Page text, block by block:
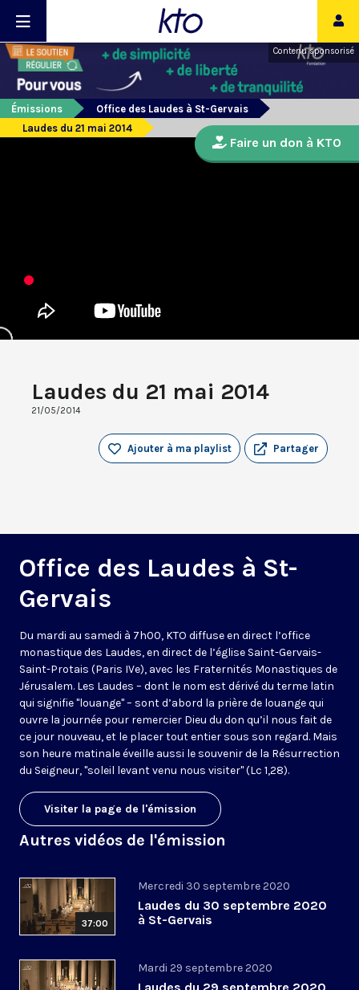
Contenu sponsorisé
Émissions
Office des Laudes à St-Gervais
Laudes du 21 mai 2014
Laudes du 21 mai 2014
21/05/2014
Partager
Ajouter à ma playlist
Office des Laudes à St-
Gervais
Du mardi au samedi à 7h00, KTO diffuse en direct l’office
monastique des Laudes, en direct de l’église Saint-Gervais-
Saint-Protais (Paris IVe), avec les Fraternités Monastiques de
Jérusalem. Les Laudes – dont le nom est dérivé du terme latin
qui signifie "louange" – sont d’abord la prière de louange qui
ouvre la journée pour remercier Dieu du don qu’il nous fait de
ce jour nouveau, et le placer tout entier sous son regard. Mais
son heure matinale éveille aussi le souvenir de la Résurrection
du Seigneur, "soleil levant venu nous visiter" (Lc 1,28).
Visiter la page de l'émission
Autres vidéos de l'émission
37:00
Mercredi 30 septembre 2020
Laudes du 30 septembre 2020
à St-Gervais
Mardi 29 septembre 2020
Faire un don à KTO